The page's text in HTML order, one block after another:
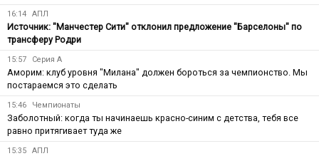
16:14 АПЛ
Источник: "Манчестер Сити" отклонил предложение "Барселоны" по
трансферу Родри
15:57 Серия А
Аморим: клуб уровня "Милана" должен бороться за чемпионство. Мы
постараемся это сделать
15:46 Чемпионаты
Заболотный: когда ты начинаешь красно-синим с детства, тебя все
равно притягивает туда же
15:35 АПЛ